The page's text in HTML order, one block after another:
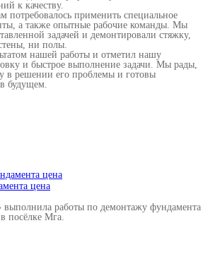
к качеству.
потребовалось применить специальное
а также опытные рабочие команды. Мы
задачей и демонтировали стяжку,
ни полы.
нашей работы и отметил нашу
и быстрое выполнение задачи. Мы рады,
в решении его проблемы и готовы
будущем.
работы по демонтажу фундамента
посёлке Мга.